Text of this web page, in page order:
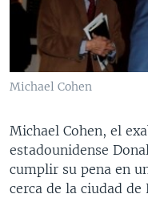
VENEZUELA
BRASIL
NICARAGUA
ECONOMÍA
ENTRETENIMIENTO Y
TECNOLOGÍA
CIENCIA Y SALUD
MULTIMEDIA
VIDEOS
FOTOGRAFÍA
PROGRAMAS TV
EL MUNDO AL DÍA
VISIÓN 360
LAS CLAVES
PANORAMA
RADIO
AUDIONOTICIAS
BUENOS DÍAS
ESTADOS UNIDOS AL
DOCUMENTALES DE LA
Learning English
Michael Cohen
Michael Cohen, el
estadounidense
cumplir su pena en
cerca de la ciudad de